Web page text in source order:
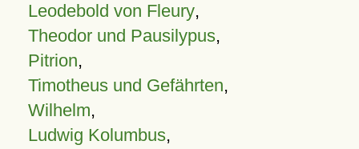
Leodebold von Fleury,
Theodor und Pausilypus,
Pitrion,
Timotheus und Gefährten,
Wilhelm,
Ludwig Kolumbus,